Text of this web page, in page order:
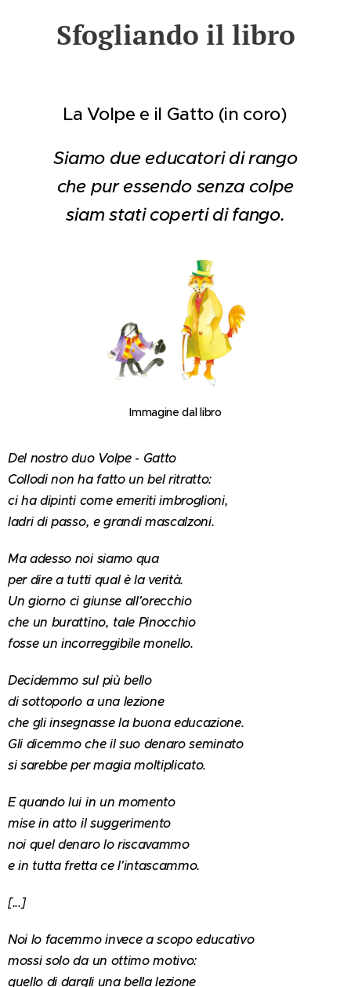
Sfogliando il libro
La Volpe e il Gatto (in coro)
Siamo due educatori di rango
che pur essendo senza colpe
siam stati coperti di fango.
Immagine dal libro
Del nostro duo Volpe - Gatto
Collodi non ha fatto un bel ritratto:
ci ha dipinti come emeriti imbroglioni,
ladri di passo, e grandi mascalzoni.
Ma adesso noi siamo qua
per dire a tutti qual è la verità.
Un giorno ci giunse all'orecchio
che un burattino, tale Pinocchio
fosse un incorreggibile monello.
Decidemmo sul più bello
di sottoporlo a una lezione
che gli insegnasse la buona educazione.
Gli dicemmo che il suo denaro seminato
si sarebbe per magia moltiplicato.
E quando lui in un momento
mise in atto il suggerimento
noi quel denaro lo riscavammo
e in tutta fretta ce l'intascammo.
[...]
Noi lo facemmo invece a scopo educativo
mossi solo da un ottimo motivo:
quello di dargli una bella lezione